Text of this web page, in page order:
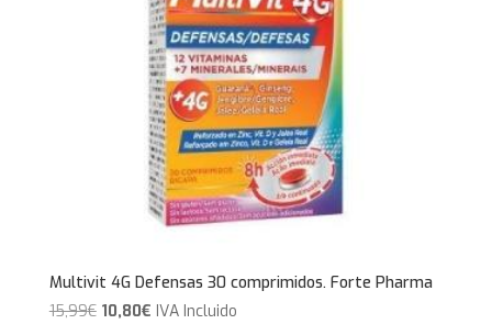
Multivit 4G Defensas 30 comprimidos. Forte Pharma
15,99€ El
10,80€ElIVA Incluido